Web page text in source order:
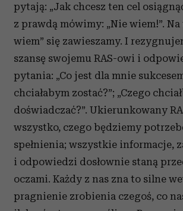
pytają: „Jak chcesz ten cel
z prawdą mówimy: „Nie wiem!”.
wiem” się zawieszamy. I
szansę swojemu RAS-owi i
pytania: „Co jest dla mnie
chciałabym zostać?”; „Czego
doświadczać?”. Ukierunkowany
wszystko, czego będziemy
spełnienia; wszystkie informacje,
i odpowiedzi dosłownie staną
oczami. Każdy z nas zna to silne
pragnienie zrobienia czegoś, co